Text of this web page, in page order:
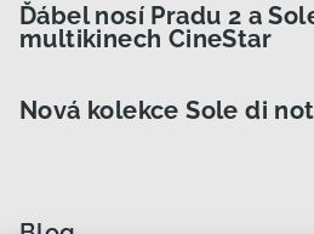
Ďábel nosí Pradu 2 a
multikinech CineStar
Nová kolekce Sole di